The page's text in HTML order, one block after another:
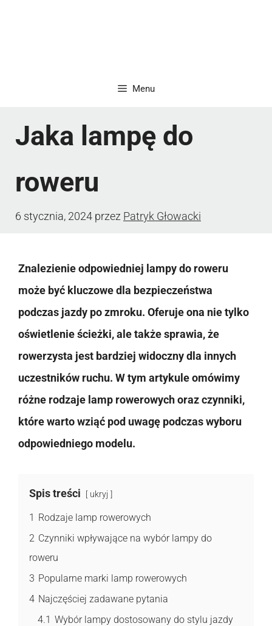
Menu
Jaka lampę do
roweru
6 stycznia, 2024 przez Patryk Głowacki
Znalezienie odpowiedniej lampy do roweru
może być kluczowe dla bezpieczeństwa
podczas jazdy po zmroku. Oferuje ona nie tylko
oświetlenie ścieżki, ale także sprawia, że
rowerzysta jest bardziej widoczny dla innych
uczestników ruchu. W tym artykule omówimy
różne rodzaje lamp rowerowych oraz czynniki,
które warto wziąć pod uwagę podczas wyboru
odpowiedniego modelu.
Spis treści ukryj
1 Rodzaje lamp rowerowych
2 Czynniki wpływające na wybór lampy do
roweru
3 Popularne marki lamp rowerowych
4 Najczęściej zadawane pytania
4.1 Wybór lampy dostosowany do stylu jazdy